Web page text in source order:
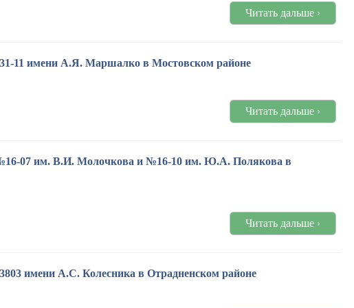
Читать дальше ›
31-11 имени А.Я. Маршалко в Мостовском районе
Читать дальше ›
№16-07 им. В.И. Молочкова и №16-10 им. Ю.А. Полякова в
Читать дальше ›
имени А.С. Колесника в Отрадненском районе